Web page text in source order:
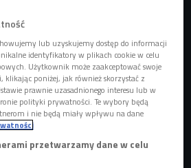
lub uzyskujemy dostęp do informacji
identyfikatory w plikach cookie w celu
Użytkownik może zaakceptować swoje
poniżej, jak również skorzystać z
prawnie uzasadnionego interesu lub w
polityki prywatności. Te wybory będą
i nie będą miały wpływu na dane
przetwarzamy dane w celu